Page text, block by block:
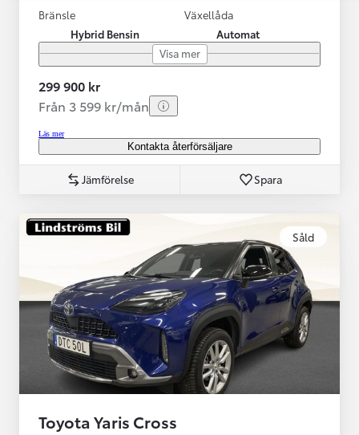
Bränsle
Hybrid Bensin
Växellåda
Automat
Visa mer
299 900 kr
Från 3 599 kr/mån
Läs mer
Kontakta återförsäljare
Jämförelse Spara
Såld
Toyota Yaris Cross